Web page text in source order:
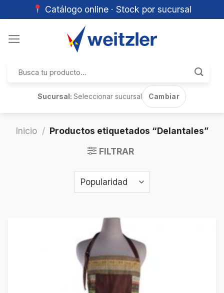
Catálogo online · Stock por sucursal
por:
Sucursal:Seleccionar sucursal Cambiar
Inicio / Productos etiquetados “Delantales”
FILTRAR